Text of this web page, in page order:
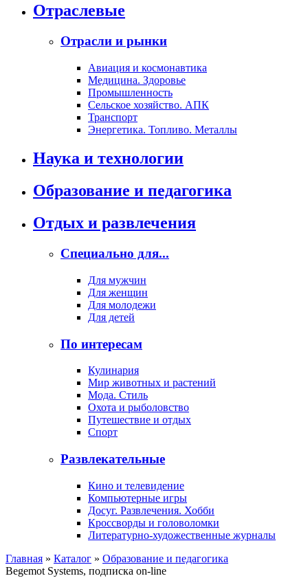
Отраслевые
Отрасли и рынки
Авиация и космонавтика
Медицина. Здоровье
Промышленность
Сельское хозяйство. АПК
Транспорт
Энергетика. Топливо. Металлы
Наука и технологии
Образование и педагогика
Отдых и развлечения
Специально для...
Для мужчин
Для женщин
Для молодежи
Для детей
По интересам
Кулинария
Мир животных и растений
Мода. Стиль
Охота и рыболовство
Путешествие и отдых
Спорт
Развлекательные
Кино и телевидение
Компьютерные игры
Досуг. Развлечения. Хобби
Кроссворды и головоломки
Литературно-художественные журналы
Главная » Каталог » Образование и педагогика
Begemot Systems, подписка on-line